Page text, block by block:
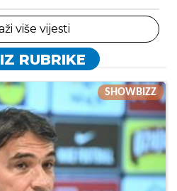
više vijesti
RUBRIKE
SHOWBIZZ